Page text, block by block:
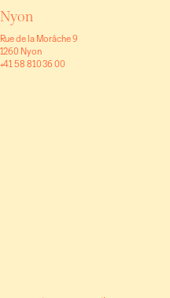
Nyon
Rue de la Morâche 9
1260 Nyon
+41 58 810 36 00